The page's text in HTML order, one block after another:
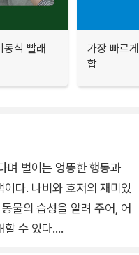
동식 빨래
가장 빠르
합
며 벌이는 엉뚱한 행동과
다. 나비와 호저의 재미있
물의 습성을 알려 주어, 어
할 수 있다.